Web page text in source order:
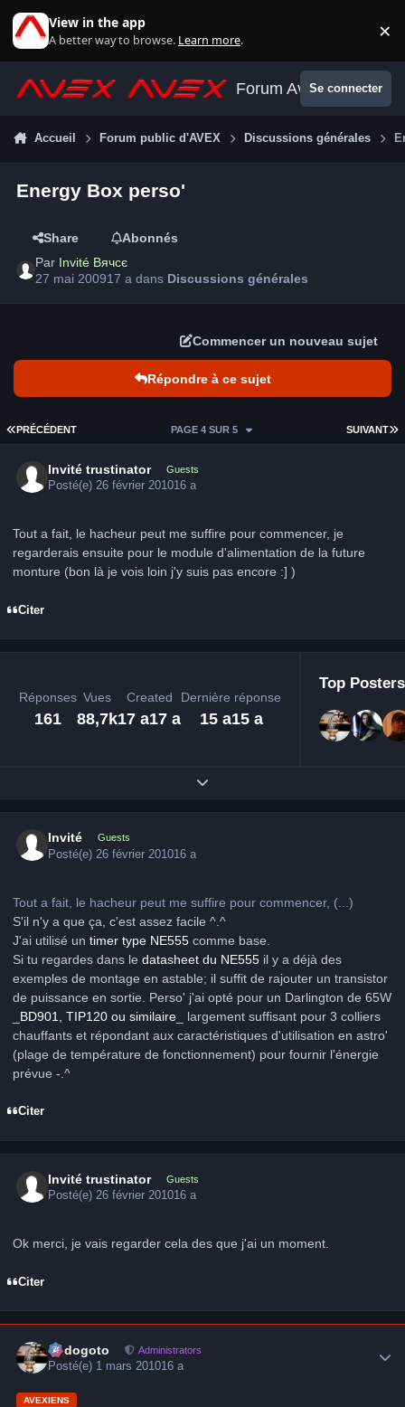
View in the app
A better way to browse. Learn more. ×
Forum AvexSe connecter
Accueil Forum public d'AVEX Discussions générales
Energy Box perso'
Share
Abonnés
Par Invité Вячсє
27 mai 200917 a dans Discussions générales
Commencer un nouveau sujet
Répondre à ce sujet
PREMIÈRE PAGE
PRÉCÉDENT SUIVANT
PAGE 4 SUR 5
Invité trustinator Guests
Posté(e)26 février 201016 a
Tout a fait, le hacheur peut me suffire pour commencer, je
regarderais ensuite pour le module d'alimentation de la future
monture (bon là je vois loin j'y suis pas encore :] )
Citer
Réponses
161
Vues
88,7k
Created
17 a17 a
Dernière réponse
15 a15 a
Top
Expand topic overview
Invité Guests
Posté(e) 26 février 201016 a
Tout a fait, le hacheur peut me suffire pour commencer, (...)
S'il n'y a que ça, c'est assez facile ^.^
J'ai utilisé un timer type NE555 comme base.
Si tu regardes dans le datasheet du NE555 il y a déjà des
exemples de montage en astable; il suffit de rajouter un transistor
de puissance en sortie. Perso' j'ai opté pour un Darlington de 65W
BD901, TIP120 ou similaire _ largement suffisant pour 3 colliers
chauffants et répondant aux caractéristiques d'utilisation en astro'
(plage de température de fonctionnement) pour fournir l'énergie
prévue -.^
Citer
Invité trustinator Guests
Posté(e)26 février 201016 a
Ok merci, je vais regarder cela des que j'ai un moment.
Citer
frédogoto Administrators
Posté(e) 1 mars 201016 a
AVEXIENS